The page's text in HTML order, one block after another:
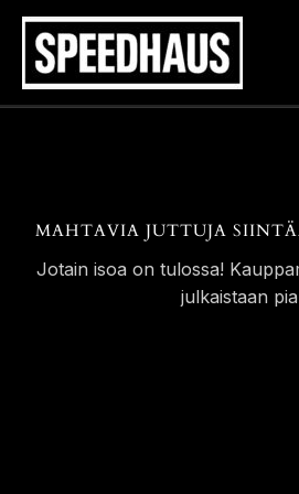
Siirry
sisältöön
MAHTAVIA JUTTUJA
Jotain isoa on tulossa!
julkaistaan